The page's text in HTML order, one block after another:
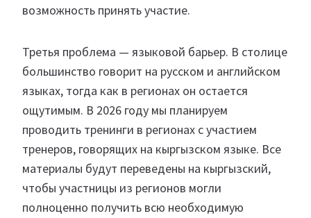
возможность принять участие.
Третья проблема — языковой барьер. В столице
большинство говорит на русском и английском
языках, тогда как в регионах он остается
ощутимым. В 2026 году мы планируем
проводить тренинги в регионах с участием
тренеров, говорящих на кыргызском языке. Все
материалы будут переведены на кыргызский,
чтобы участницы из регионов могли
полноценно получить всю необходимую